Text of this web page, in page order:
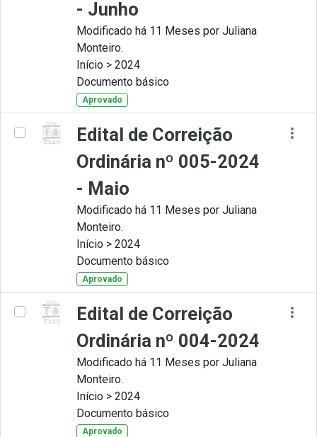
- Junho
Modificado há 11 Meses por Juliana
Monteiro.
Início > 2024
Documento básico
Aprovado
Edital de Correição
Ordinária nº 005-2024
- Maio
Modificado há 11 Meses por Juliana
Monteiro.
Início > 2024
Documento básico
Aprovado
Edital de Correição
Ordinária nº 004-2024
Modificado há 11 Meses por Juliana
Monteiro.
Início > 2024
Documento básico
Aprovado